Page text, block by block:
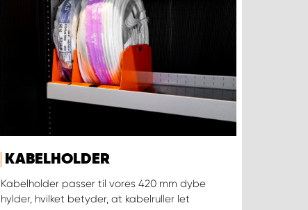
KABELHOLDER
Kabelholder passer til vores 420 mm dybe
hylder, hvilket betyder, at kabelruller let